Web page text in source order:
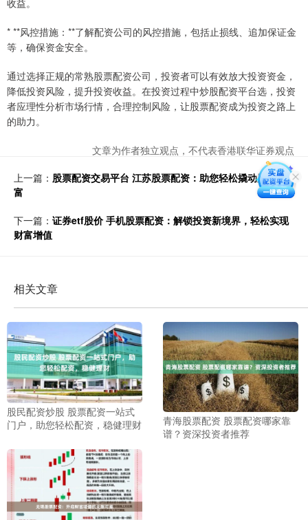
收益。
* **风控措施：**了解配资公司的风控措施，包括止损线、追加保证金
等，确保资金安全。
通过选择正规的常熟股票配资公司，投资者可以有效放大投资资金，
降低投资风险，提升投资收益。在投资过程中炒股配资平台选，投资
者应理性分析市场行情，合理控制风险，让股票配资成为投资之路上
的助力。
文章为作者独立观点，不代表香港联华证券观点
上一篇： 股票配资交易平台 江苏股票配资：助您轻松撬动股市财
富
下一篇： 证券etf股价 手机股票配资：解锁投资新境界，轻松实现
财富增值
相关文章
股民配资炒股 股票配资一站式
门户，助您轻松配资，稳健理财
青海股票配资 股票配资哪家靠
谱？资深投资者推荐